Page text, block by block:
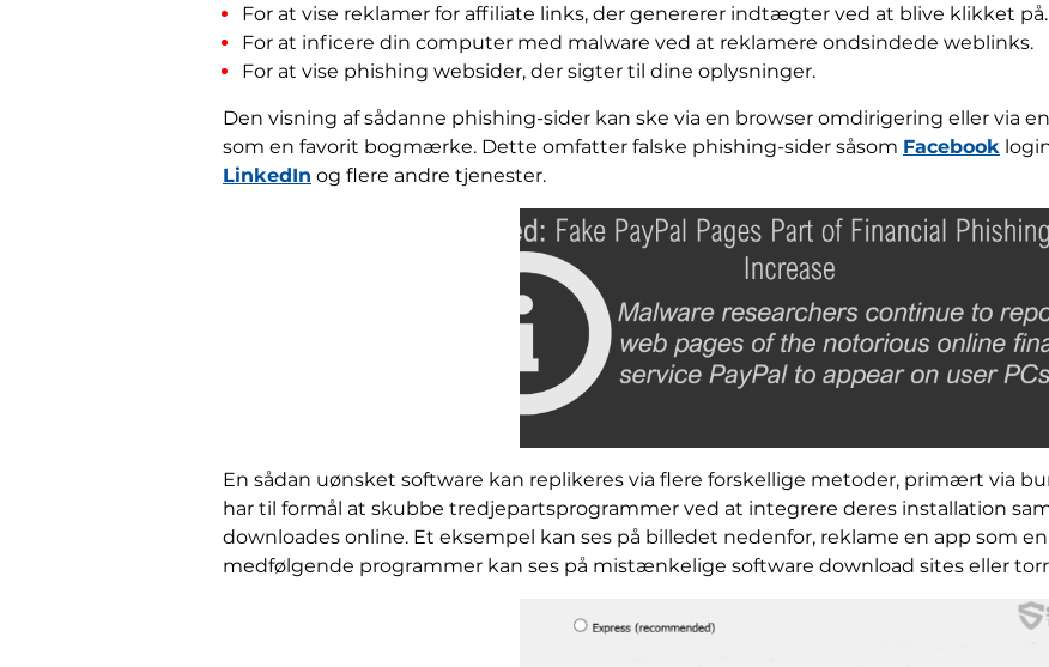
For at vise reklamer for affiliate links, der genererer indtægter ved at blive klikket på.
For at inficere din computer med malware ved at reklamere ondsindede weblinks.
For at vise phishing websider, der sigter til dine oplysninger.
Den visning af sådanne phishing-sider kan ske via en browser omdirigering eller via
som en favorit bogmærke. Dette omfatter falske phishing-sider såsom Facebook
LinkedIn og flere andre tjenester.
En sådan uønsket software kan replikeres via flere forskellige metoder, primært via
har til formål at skubbe tredjepartsprogrammer ved at integrere deres installation
downloades online. Et eksempel kan ses på billedet nedenfor, reklame en app som en
medfølgende programmer kan ses på mistænkelige software download sites eller